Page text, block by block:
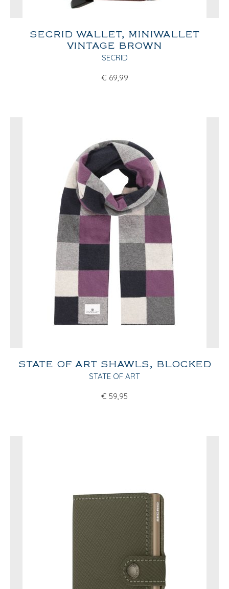
SECRID WALLET, MINIWALLET
VINTAGE BROWN
SECRID
€ 69,99
STATE OF ART SHAWLS, BLOCKED
STATE OF ART
€ 59,95